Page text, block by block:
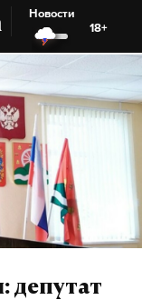
Новости
18+
депутат